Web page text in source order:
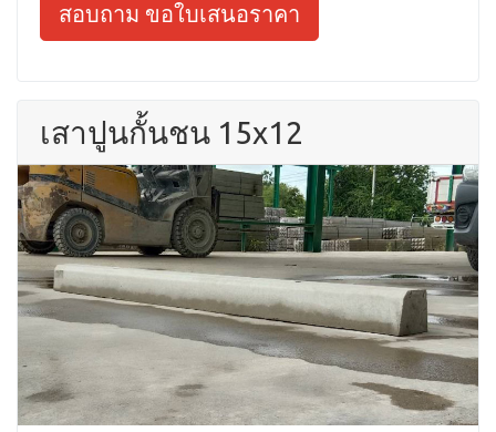
สอบถาม ขอใบเสนอราคา
เสาปูนกั้นชน 15x12